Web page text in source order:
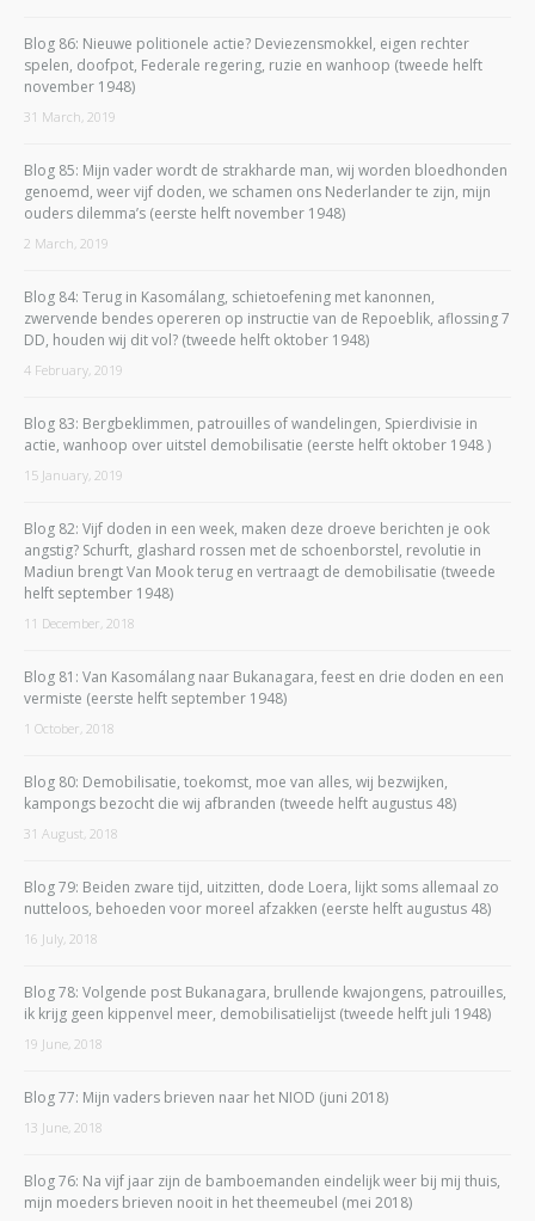
Blog 86: Nieuwe politionele actie? Deviezensmokkel, eigen rechter
spelen, doofpot, Federale regering, ruzie en wanhoop (tweede helft
november 1948)
31 March, 2019
Blog 85: Mijn vader wordt de strakharde man, wij worden bloedhonden
genoemd, weer vijf doden, we schamen ons Nederlander te zijn, mijn
ouders dilemma’s (eerste helft november 1948)
2 March, 2019
Blog 84: Terug in Kasomálang, schietoefening met kanonnen,
zwervende bendes opereren op instructie van de Repoeblik, aflossing 7
DD, houden wij dit vol? (tweede helft oktober 1948)
4 February, 2019
Blog 83: Bergbeklimmen, patrouilles of wandelingen, Spierdivisie in
actie, wanhoop over uitstel demobilisatie (eerste helft oktober 1948 )
15 January, 2019
Blog 82: Vijf doden in een week, maken deze droeve berichten je ook
angstig? Schurft, glashard rossen met de schoenborstel, revolutie in
Madiun brengt Van Mook terug en vertraagt de demobilisatie (tweede
helft september 1948)
11 December, 2018
Blog 81: Van Kasomálang naar Bukanagara, feest en drie doden en een
vermiste (eerste helft september 1948)
1 October, 2018
Blog 80: Demobilisatie, toekomst, moe van alles, wij bezwijken,
kampongs bezocht die wij afbranden (tweede helft augustus 48)
31 August, 2018
Blog 79: Beiden zware tijd, uitzitten, dode Loera, lijkt soms allemaal zo
nutteloos, behoeden voor moreel afzakken (eerste helft augustus 48)
16 July, 2018
Blog 78: Volgende post Bukanagara, brullende kwajongens, patrouilles,
ik krijg geen kippenvel meer, demobilisatielijst (tweede helft juli 1948)
19 June, 2018
Blog 77: Mijn vaders brieven naar het NIOD (juni 2018)
13 June, 2018
Blog 76: Na vijf jaar zijn de bamboemanden eindelijk weer bij mij thuis,
mijn moeders brieven nooit in het theemeubel (mei 2018)